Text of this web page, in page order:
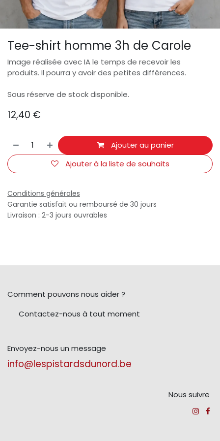
Tee-shirt homme 3h de Carole
Image réalisée avec IA le temps de recevoir les
produits. Il pourra y avoir des petites différences.
Sous réserve de stock disponible.
12,40 €
Ajouter au panier
Ajouter à la liste de souhaits
Conditions générales
Garantie satisfait ou remboursé de 30 jours
Livraison : 2-3 jours ouvrables
Comment pouvons nous aider ?
Contactez-nous à tout moment
Envoyez-nous un message
info@lespistardsdunord.be
Nous suivre